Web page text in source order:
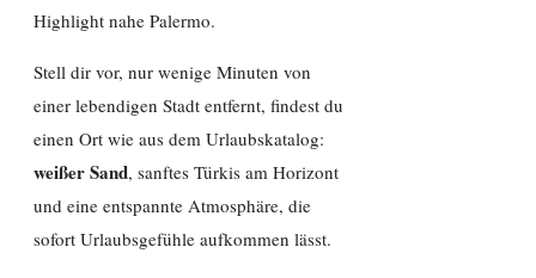
Highlight nahe Palermo.
Stell dir vor, nur wenige Minuten von
einer lebendigen Stadt entfernt, findest du
einen Ort wie aus dem Urlaubskatalog:
weißer Sand, sanftes Türkis am Horizont
und eine entspannte Atmosphäre, die
sofort Urlaubsgefühle aufkommen lässt.